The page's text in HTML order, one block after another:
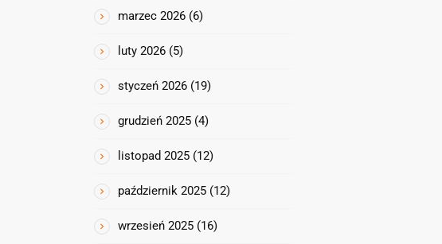
marzec 2026 (6)
luty 2026 (5)
styczeń 2026 (19)
grudzień 2025 (4)
listopad 2025 (12)
październik 2025 (12)
wrzesień 2025 (16)